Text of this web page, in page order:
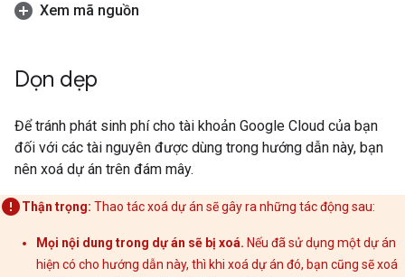
Xem mã nguồn
Dọn dẹp
Để tránh phát sinh phí cho tài khoản Google Cloud của bạn
đối với các tài nguyên được dùng trong hướng dẫn này, bạn
nên xoá dự án trên đám mây.
Thận trọng: Thao tác xoá dự án sẽ gây ra những tác động sau:
Mọi nội dung trong dự án sẽ bị xoá. Nếu đã sử dụng một dự án
hiện có cho hướng dẫn này, thì khi xoá dự án đó, bạn cũng sẽ xoá